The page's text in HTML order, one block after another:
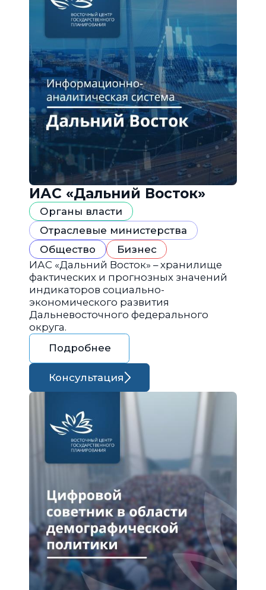
ИАС «Дальний Восток»
Органы власти
Отраслевые министерства
Общество
Бизнес
ИАС «Дальний Восток» – хранилище
фактических и прогнозных значений
индикаторов социально-
экономического развития
Дальневосточного федерального
округа.
Подробнее
Консультация